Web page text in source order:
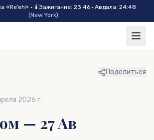
«Re’eh» • 🕯 Зажигание: 23:46 · Авдала: 24:48
(New York)
Поделиться
2026 г.
— 27 Ав